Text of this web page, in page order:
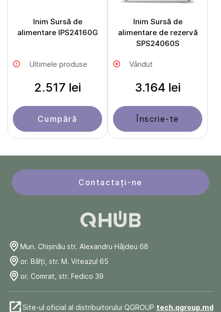
Inim Sursă de
alimentare IPS24160G
Ultimele produse
2.517 lei
Cumpără
Inim Sursă de
alimentare de rezervă
SPS24060S
Vândut
3.164 lei
Înscrie-te
Contactați-ne
Mun. Chişinău str. Alexandru Hâjdeu 68
or. Bălți, str. M. Viteazul 65
or. Comrat, str. Fedico 39
Site-ul oficial al distribuitorului QGROUP tech.qgroup.md